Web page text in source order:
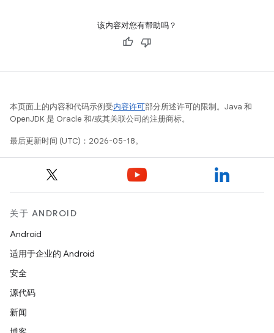
该内容对您有帮助吗？
本页面上的内容和代码示例受内容许可部分所述许可的限制。Java 和
OpenJDK 是 Oracle 和/或其关联公司的注册商标。
最后更新时间 (UTC)：2026-05-18。
关于 ANDROID
Android
适用于企业的 Android
安全
源代码
新闻